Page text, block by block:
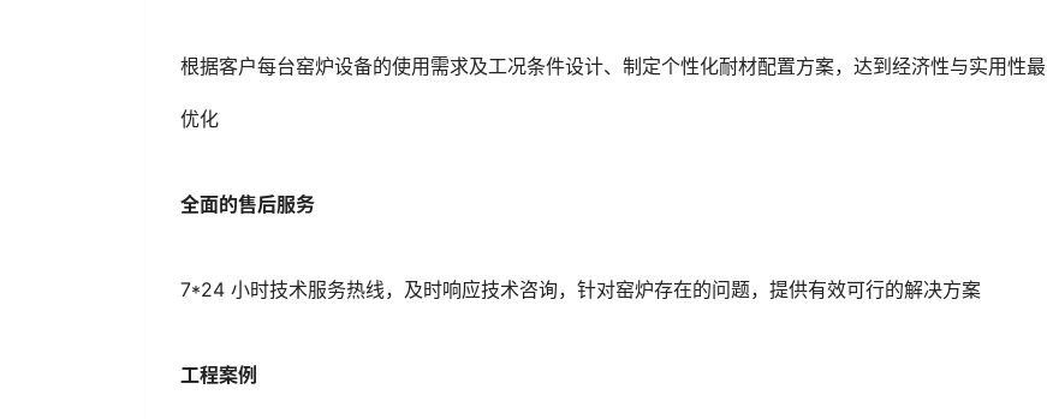
根据客户每台窑炉设备的使用需求及工况条件设计、制定个性化耐材配置方案，达到经济性与实用性最
优化
全面的售后服务
7*24 小时技术服务热线，及时响应技术咨询，针对窑炉存在的问题，提供有效可行的解决方案
工程案例